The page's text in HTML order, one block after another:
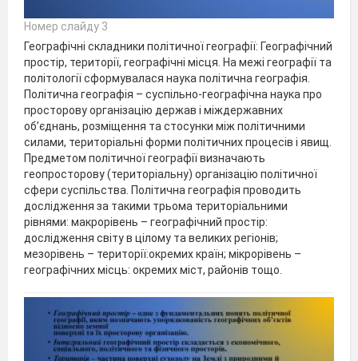
Номер слайду 3
Географічні складники політичної географії: Географічний
простір, території, географічні місця. На межі географії та
політології сформувалася наука політична географія.
Політична географія – суспільно-географічна наука про
просторову організацію держав і міждержавних
об’єднань, розміщення та стосунки між політичними
силами, територіальні форми політичних процесів і явищ.
Предметом політичної географії визначають
геопросторову (територіальну) організацію політичної
сфери суспільства. Політична географія проводить
дослідження за такими трьома територіальними
рівнями: макрорівень – географічний простір:
дослідження світу в цілому та великих регіонів;
мезорівень – території:окремих країн; мікрорівень –
географічних місць: окремих міст, районів тощо.